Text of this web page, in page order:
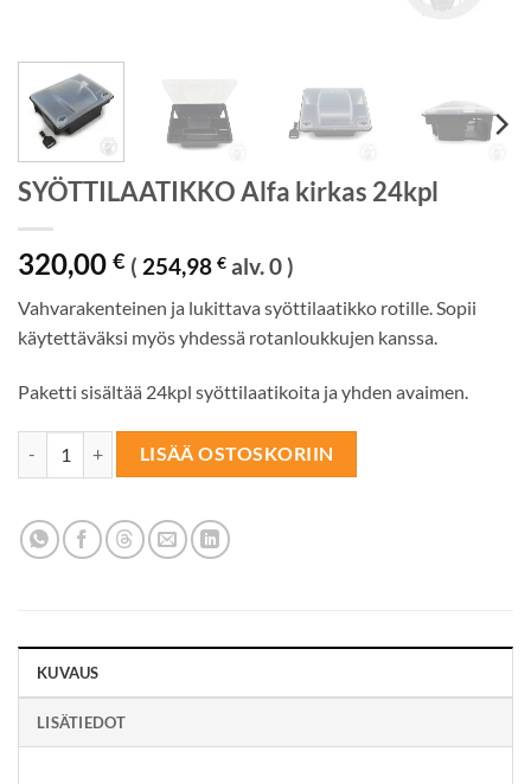
SYÖTTILAATIKKO Alfa kirkas 24kpl
320,00 € ( 254,98 € alv. 0 )
Vahvarakenteinen ja lukittava syöttilaatikko rotille. Sopii
käytettäväksi myös yhdessä rotanloukkujen kanssa.
Paketti sisältää 24kpl syöttilaatikoita ja yhden avaimen.
SYÖTTILAATIKKO Alfa kirkas 24kpl määrä
LISÄÄ OSTOSKORIIN
KUVAUS
LISÄTIEDOT